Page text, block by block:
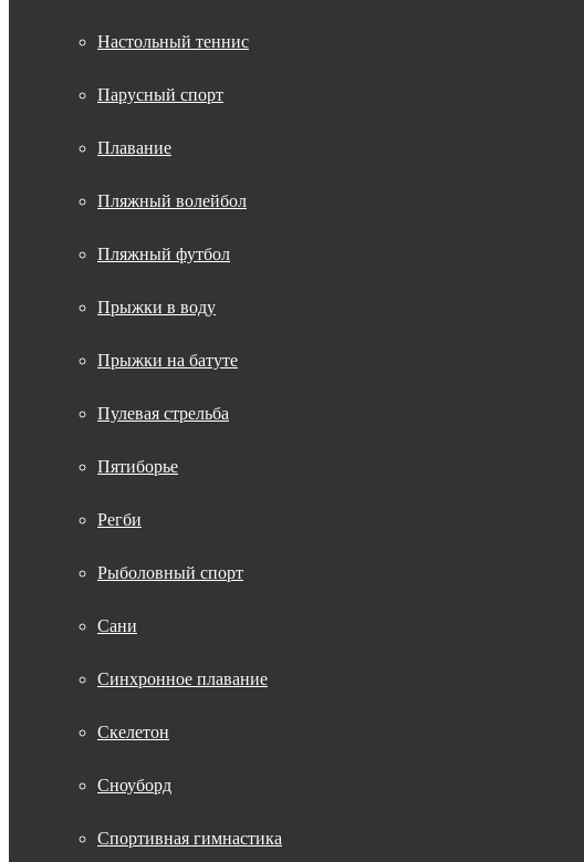
Настольный теннис
Парусный спорт
Плавание
Пляжный волейбол
Пляжный футбол
Прыжки в воду
Прыжки на батуте
Пулевая стрельба
Пятиборье
Регби
Рыболовный спорт
Сани
Синхронное плавание
Скелетон
Сноуборд
Спортивная гимнастика